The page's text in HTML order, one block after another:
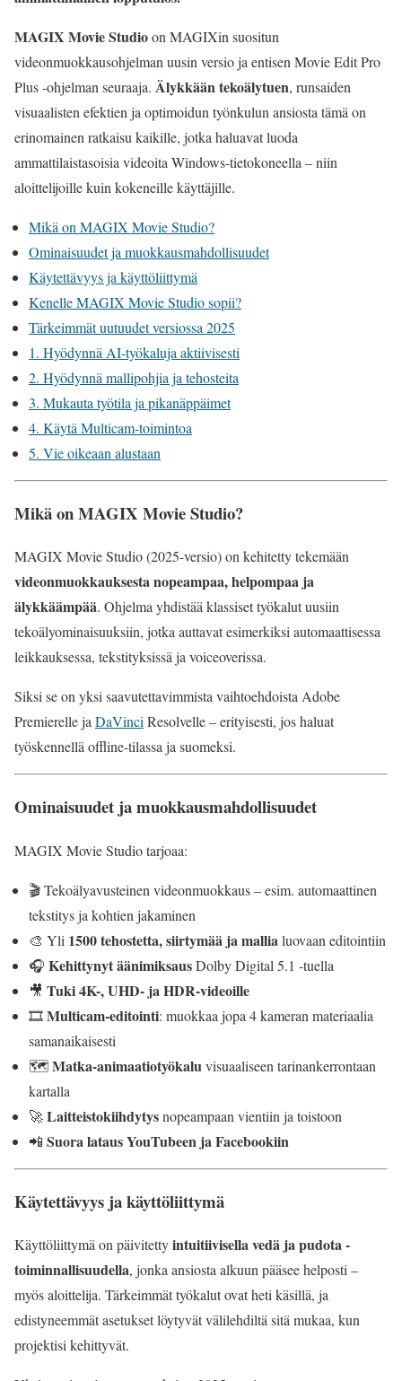
MAGIX Movie Studioon MAGIXin suositun
videonmuokkausohjelman uusin versio ja entisen Movie Edit Pro
Plus -ohjelman seuraaja. Älykkään tekoälytuen, runsaiden
visuaalisten efektien ja optimoidun työnkulun ansiosta tämä on
erinomainen ratkaisu kaikille, jotka haluavat luoda
ammattilaistasoisia videoita Windows‑tietokoneella – niin
aloittelijoille kuin kokeneille käyttäjille.
Mikä on MAGIX Movie Studio?
Ominaisuudet ja muokkausmahdollisuudet
Käytettävyys ja käyttöliittymä
Kenelle MAGIX Movie Studio sopii?
Tärkeimmät uutuudet versiossa 2025
1. Hyödynnä AI-työkaluja aktiivisesti
2. Hyödynnä mallipohjia ja tehosteita
3. Mukauta työtila ja pikanäppäimet
4. Käytä Multicam-toimintoa
5. Vie oikeaan alustaan
Mikä on MAGIX Movie Studio?
MAGIX Movie Studio (2025-versio) on kehitetty tekemään
videonmuokkauksesta nopeampaa, helpompaa ja
älykkäämpää. Ohjelma yhdistää klassiset työkalut uusiin
tekoälyominaisuuksiin, jotka auttavat esimerkiksi automaattisessa
leikkauksessa, tekstityksissä ja voiceoverissa.
Siksi se on yksi saavutettavimmista vaihtoehdoista Adobe
Premierelle jaDaVinciResolvelle – erityisesti, jos haluat
työskennellä offline-tilassa ja suomeksi.
Ominaisuudet ja muokkausmahdollisuudet
MAGIX Movie Studio tarjoaa:
🎬 Tekoälyavusteinen videonmuokkaus – esim. automaattinen
tekstitys ja kohtien jakaminen
🎨 Yli 1500 tehostetta, siirtymää ja mallialuovaan editointiin
🎧 Kehittynyt äänimiksausDolby Digital 5.1 -tuella
🎥 Tuki 4K-, UHD- ja HDR-videoille
🎞️Multicam-editointi: muokkaa jopa 4 kameran materiaalia
samanaikaisesti
🗺️Matka-animaatiotyökaluvisuaaliseen tarinankerrontaan
kartalla
🚀Laitteistokiihdytysnopeampaan vientiin ja toistoon
📲 Suora lataus YouTubeen ja Facebookiin
Käytettävyys ja käyttöliittymä
Käyttöliittymä on päivitettyintuitiivisella vedä ja pudota -
toiminnallisuudella, jonka ansiosta alkuun pääsee helposti –
myös aloittelija. Tärkeimmät työkalut ovat heti käsillä, ja
edistyneemmät asetukset löytyvät välilehdiltä sitä mukaa, kun
projektisi kehittyvät.